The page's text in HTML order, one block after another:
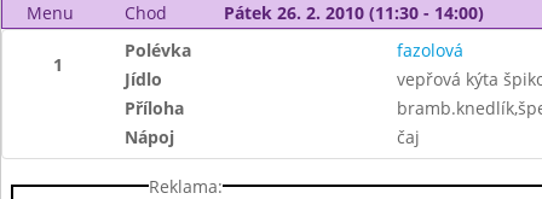
Menu Chod Pátek 26. 2. 2010 (11:30 - 14:00)
1
Polévka
fazolová
Jídlo
vepřová kýta
Příloha
Nápoj
čaj
Reklama: